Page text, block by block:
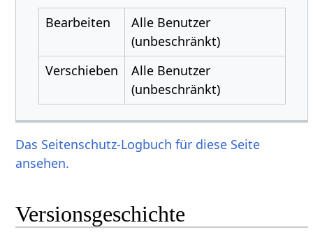
Bearbeiten
Alle Benutzer
(unbeschränkt)
Verschieben
Alle Benutzer
(unbeschränkt)
Das Seitenschutz-Logbuch für diese Seite
ansehen.
Versionsgeschichte